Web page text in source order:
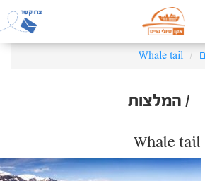
Whale tail
/ המלצות
Whale tail